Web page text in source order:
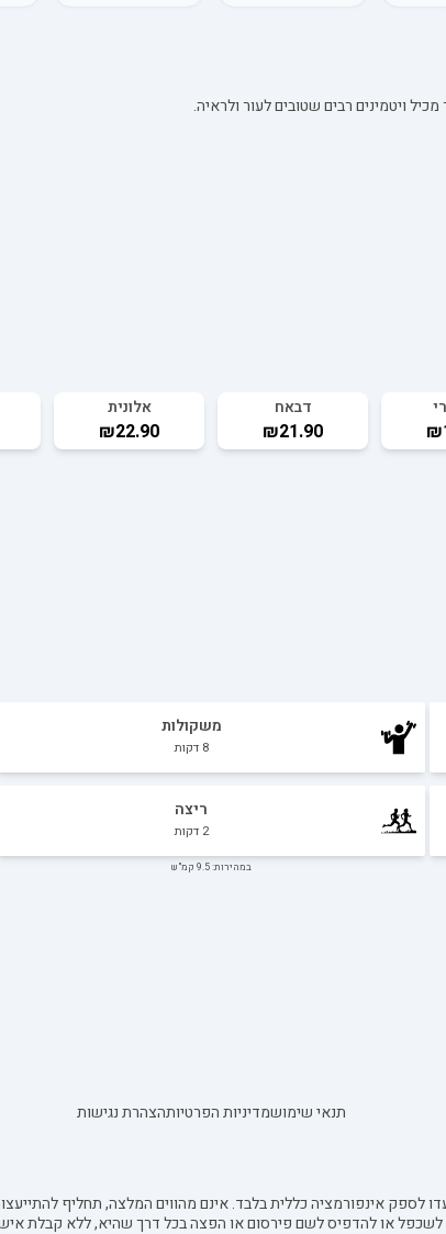
ויטמינים רבים שטובים לעור ולראיה.
דבאח
₪21.90
אלונית
₪22.90
משקולות
8 דקות
ריצה
2 דקות
במהירות: 9.5 קמ"ש
תנאי שימושמדיניות הפרטיותהצהרת נגישות
לספק אינפורמציה כללית בלבד. אינם מהווים המלצה, תחליף
לשכפל או להדפיס לשם פירסום או הפצה בכל דרך שהיא, ללא קבלת